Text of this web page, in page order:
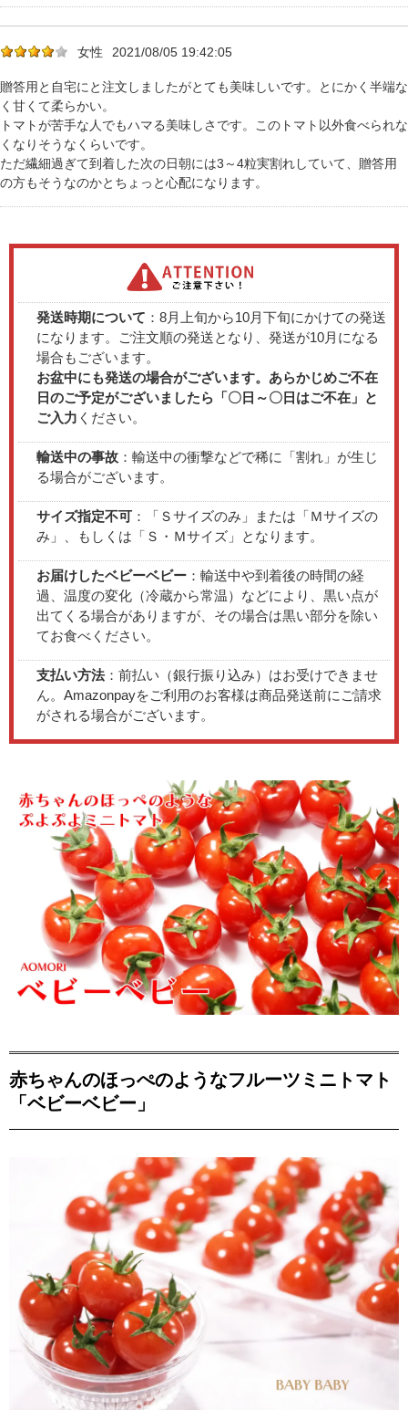
女性 2021/08/05 19:42:05
贈答用と自宅にと注文しましたがとても美味しいです。とにかく半端な
く甘くて柔らかい。
トマトが苦手な人でもハマる美味しさです。このトマト以外食べられな
くなりそうなくらいです。
ただ繊細過ぎて到着した次の日朝には3～4粒実割れしていて、贈答用
の方もそうなのかとちょっと心配になります。
発送時期について ：8月上旬から10月下旬にかけての発送
になります。ご注文順の発送となり、発送が10月になる
場合もございます。
お盆中にも発送の場合がございます。あらかじめご不在
日のご予定がございましたら「〇日～〇日はご不在」と
ご入力 ください。
輸送中の事故 ：輸送中の衝撃などで稀に「割れ」が生じ
る場合がございます。
サイズ指定不可 ：「Ｓサイズのみ」または「Ｍサイズの
み」、もしくは「Ｓ・Ｍサイズ」となります。
お届けしたベビーベビー ：輸送中や到着後の時間の経
過、温度の変化（冷蔵から常温）などにより、黒い点が
出てくる場合がありますが、その場合は黒い部分を除い
てお食べください。
支払い方法：前払い（銀行振り込み）はお受けできませ
ん。Amazonpayをご利用のお客様は商品発送前にご請求
がされる場合がございます。
赤ちゃんのほっぺのようなフルーツミニトマト
「ベビーベビー」